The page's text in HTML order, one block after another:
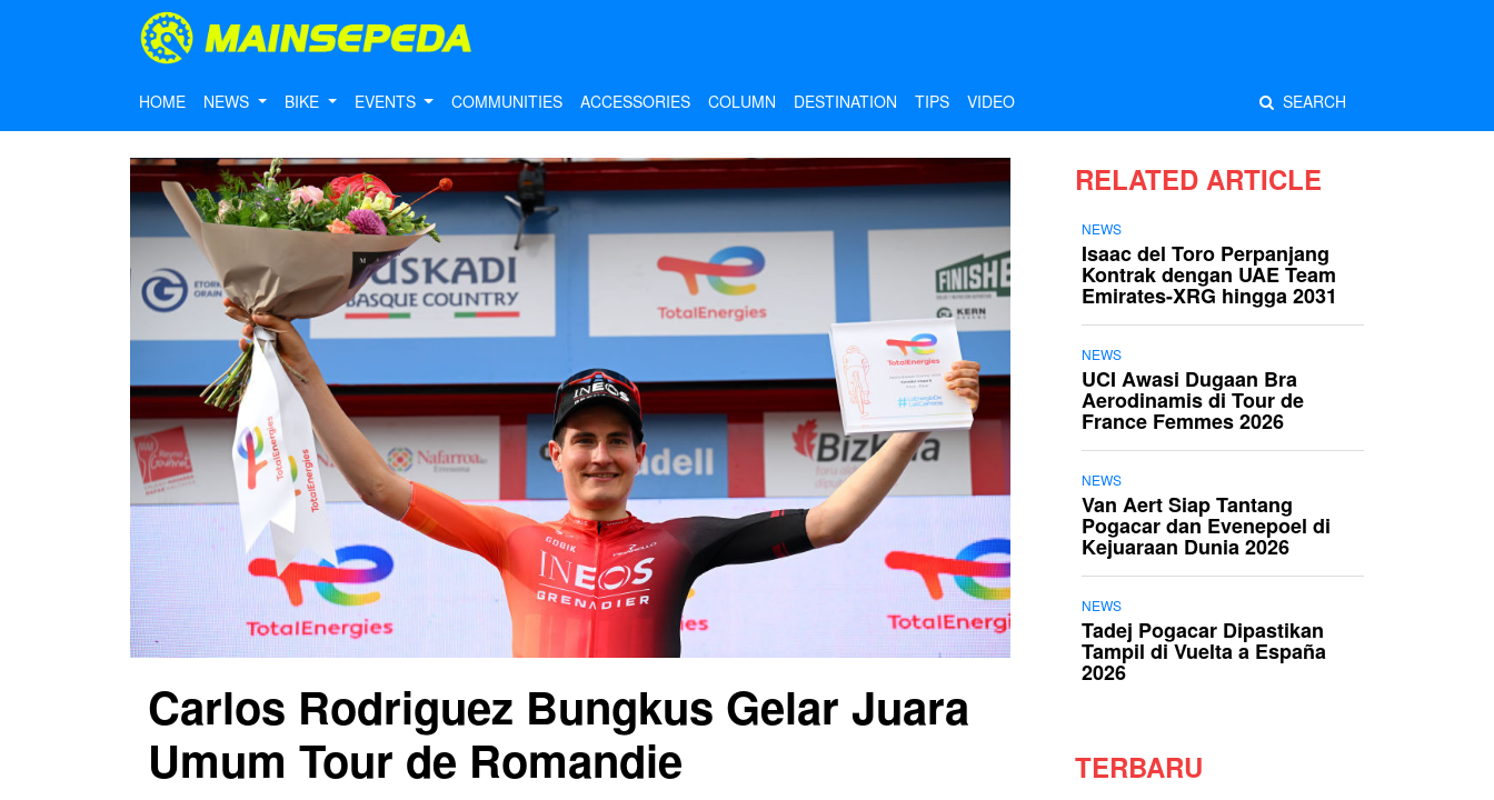
HOME NEWS BIKE EVENTS COMMUNITIES ACCESSORIES COLUMN DESTINATION TIPS VIDEO SEARCH
Carlos Rodriguez Bungkus Gelar Juara
Umum Tour de Romandie
RELATED ARTICLE
NEWS
Isaac del Toro Perpanjang
Kontrak dengan UAE Team
Emirates-XRG hingga 2031
NEWS
UCI Awasi Dugaan Bra
Aerodinamis di Tour de
France Femmes 2026
NEWS
Van Aert Siap Tantang
Pogacar dan Evenepoel di
Kejuaraan Dunia 2026
NEWS
Tadej Pogacar Dipastikan
Tampil di Vuelta a España
2026
TERBARU